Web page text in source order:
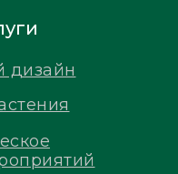
дизайн